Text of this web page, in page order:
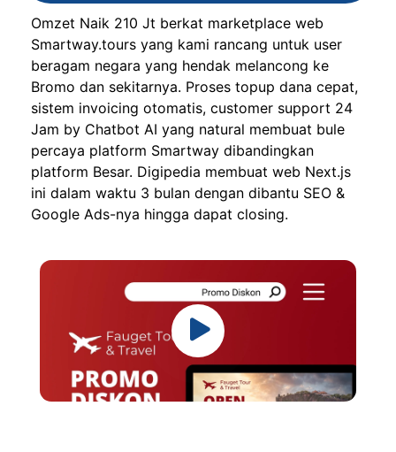
Omzet Naik 210 Jt berkat marketplace web
Smartway.tours yang kami rancang untuk user
beragam negara yang hendak melancong ke
Bromo dan sekitarnya. Proses topup dana cepat,
sistem invoicing otomatis, customer support 24
Jam by Chatbot AI yang natural membuat bule
percaya platform Smartway dibandingkan
platform Besar. Digipedia membuat web Next.js
ini dalam waktu 3 bulan dengan dibantu SEO &
Google Ads-nya hingga dapat closing.